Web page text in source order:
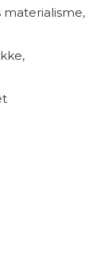
materialisme,